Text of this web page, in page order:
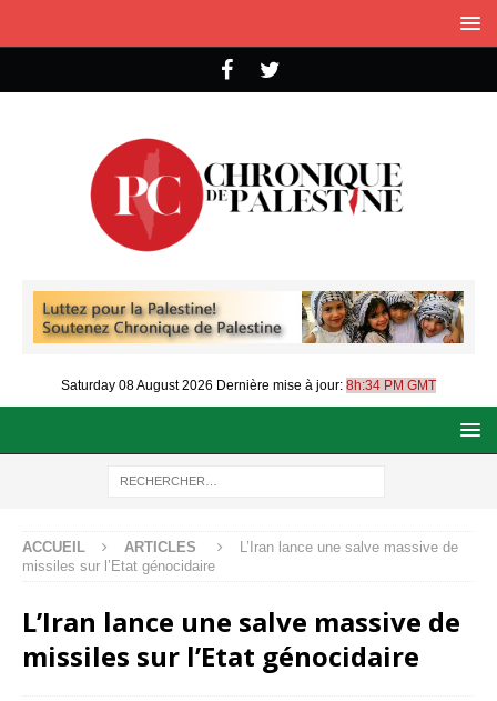
Saturday 08 August 2026 Dernière mise à jour: 8h:34 PM GMT
ACCUEIL ARTICLES
L’Iran lance une salve massive de
missiles sur l’Etat génocidaire
L’Iran lance une salve massive de
missiles sur l’Etat génocidaire